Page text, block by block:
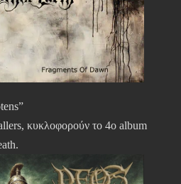
κυκλοφορούν το 4ο album